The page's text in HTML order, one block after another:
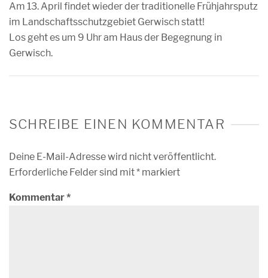
Am 13. April findet wieder der traditionelle Frühjahrsputz
im Landschaftsschutzgebiet Gerwisch statt!
Los geht es um 9 Uhr am Haus der Begegnung in
Gerwisch.
SCHREIBE EINEN KOMMENTAR
Deine E-Mail-Adresse wird nicht veröffentlicht.
Erforderliche Felder sind mit* markiert
Kommentar*